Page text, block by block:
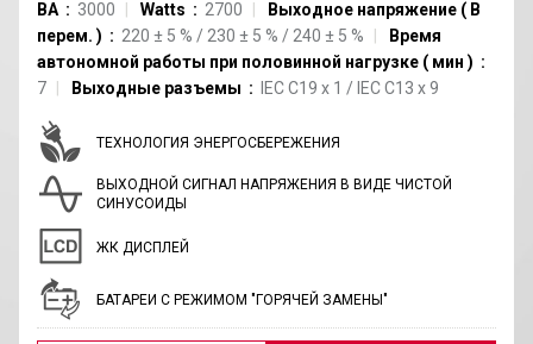
ВА 3000 Watts 2700 Выходное напряжение ( В
перем. ) 220 ± 5 % / 230 ± 5 % / 240 ± 5 %
Время
автономной работы при половинной нагрузке ( мин )
7
Выходные разъемы IEC C19 x 1 / IEC C13 x9
ТЕХНОЛОГИЯ ЭНЕРГОСБЕРЕЖЕНИЯ
ВЫХОДНОЙ СИГНАЛ НАПРЯЖЕНИЯ В ВИДЕ ЧИСТОЙ
СИНУСОИДЫ
ЖК ДИСПЛЕЙ
БАТАРЕИ С РЕЖИМОМ "ГОРЯЧЕЙ ЗАМЕНЫ"